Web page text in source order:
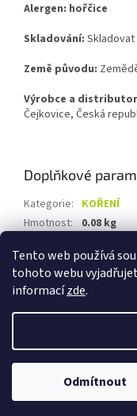
Tento web používá
tohoto webu
informacízde.
Odmítnout
Alergen: hořčice
Skladování: Skladovat
Země původu:
Výrobce a
Čejkovice, Česká
Doplňkové
Kategorie: KOŘENÍ
Hmotnost: 0.08 kg
Copyright 2026